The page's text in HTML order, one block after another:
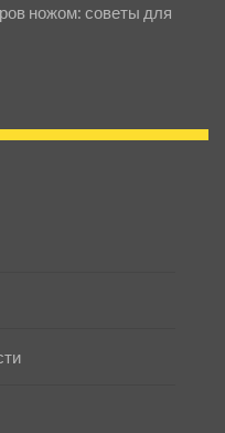
ножом: советы для